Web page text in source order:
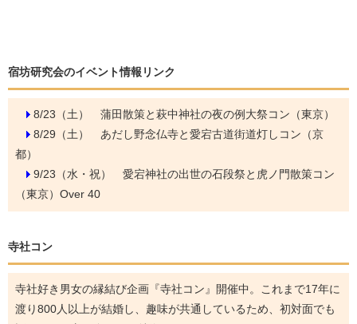
宿坊研究会のイベント情報リンク
8/23（土） 蒲田散策と萩中神社の夜の例大祭コン（東京）
8/29（土） あだし野念仏寺と愛宕古道街道灯しコン（京
都）
9/23（水・祝） 愛宕神社の出世の石段祭と虎ノ門散策コン
（東京）Over 40
寺社コン
寺社好き男女の縁結び企画『寺社コン』開催中。これまで17年に
渡り800人以上が結婚し、趣味が共通しているため、初対面でも